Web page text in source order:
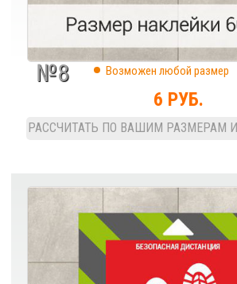
№8 Возможен любой размер
6 РУБ.
РАССЧИТАТЬ ПО ВАШИМ РАЗМЕРАМ